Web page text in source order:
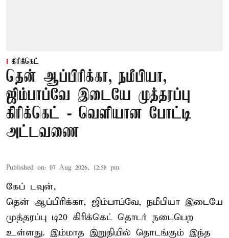
கிரிக்கெட்
தென் ஆப்பிரிக்கா, நமீபியா,
ஜிம்பாப்வே இடையே முத்தரப்பு
கிரிக்கெட் - வெளியான போட்டி
அட்டவணை
Published on: 07 Aug 2026, 12:58 pm
கேப் டவுன்,
தென் ஆப்பிரிக்கா, ஜிம்பாப்வே, நமீபியா இடையே
முத்தரப்பு டி20 கிரிக்கெட் தொடர் நடைபெற
உள்ளது. இம்மாத இறுதியில் தொடங்கும் இந்த